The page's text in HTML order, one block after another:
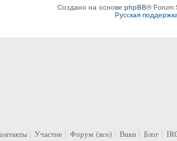
Создано на основе phpBB® Forum
Русская
Участие Форум (все) Вики Блог